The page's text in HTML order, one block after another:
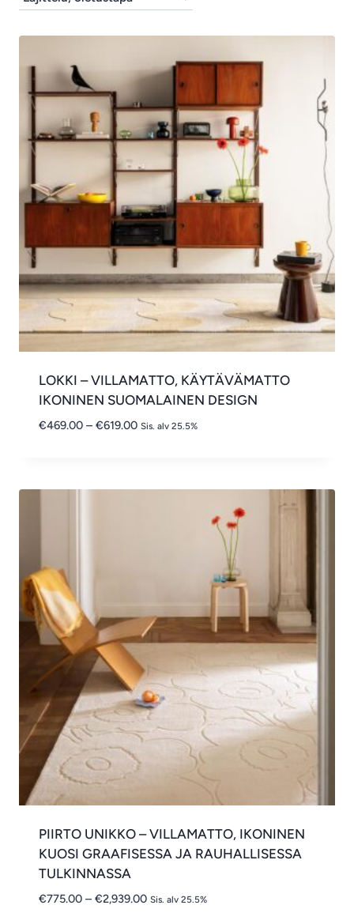
LOKKI – VILLAMATTO, KÄYTÄVÄMATTO
IKONINEN SUOMALAINEN DESIGN
€469.00 – €619.00Hintaluokka:
Sis. alv 25.5%
PIIRTO UNIKKO – VILLAMATTO, IKONINEN
KUOSI GRAAFISESSA JA RAUHALLISESSA
TULKINNASSA
€775.00 – €2,939.00Hintaluokka:
Sis. alv 25.5%